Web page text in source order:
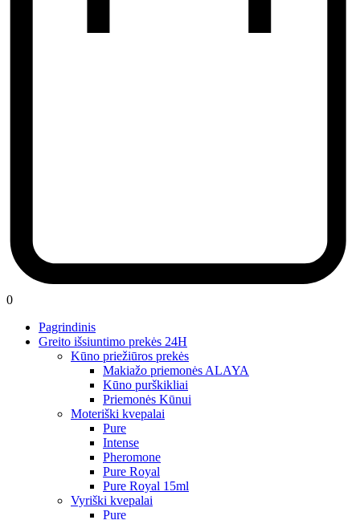
0
Pagrindinis
Greito išsiuntimo prekės 24H
Kūno priežiūros prekės
Makiažo priemonės ALAYA
Kūno purškikliai
Priemonės Kūnui
Moteriški kvepalai
Pure
Intense
Pheromone
Pure Royal
Pure Royal 15ml
Vyriški kvepalai
Pure